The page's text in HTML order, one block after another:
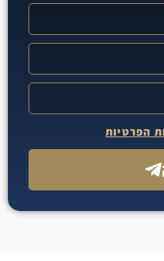
הפרטיות